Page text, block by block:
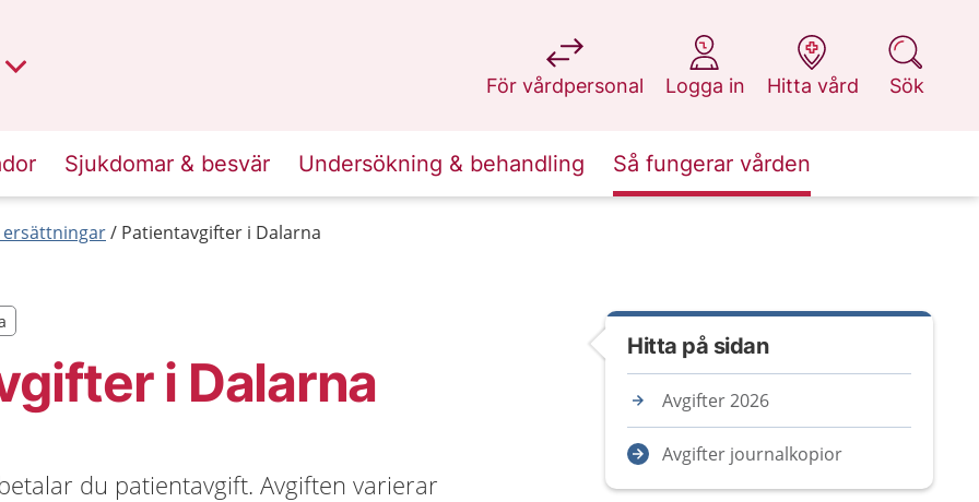
För vårdpersonal
på 1177.se
Logga in
på 1177.se
Hitta vård
på 1177.se
Sök
på 1177.se
Sjukdomar & besvär Undersökning & behandling Så fungerar vården
Patientavgifter i Dalarna
i Dalarna
du patientavgift. Avgiften varierar
Hitta på sidan
Avgifter 2026
Avgifter journalkopior